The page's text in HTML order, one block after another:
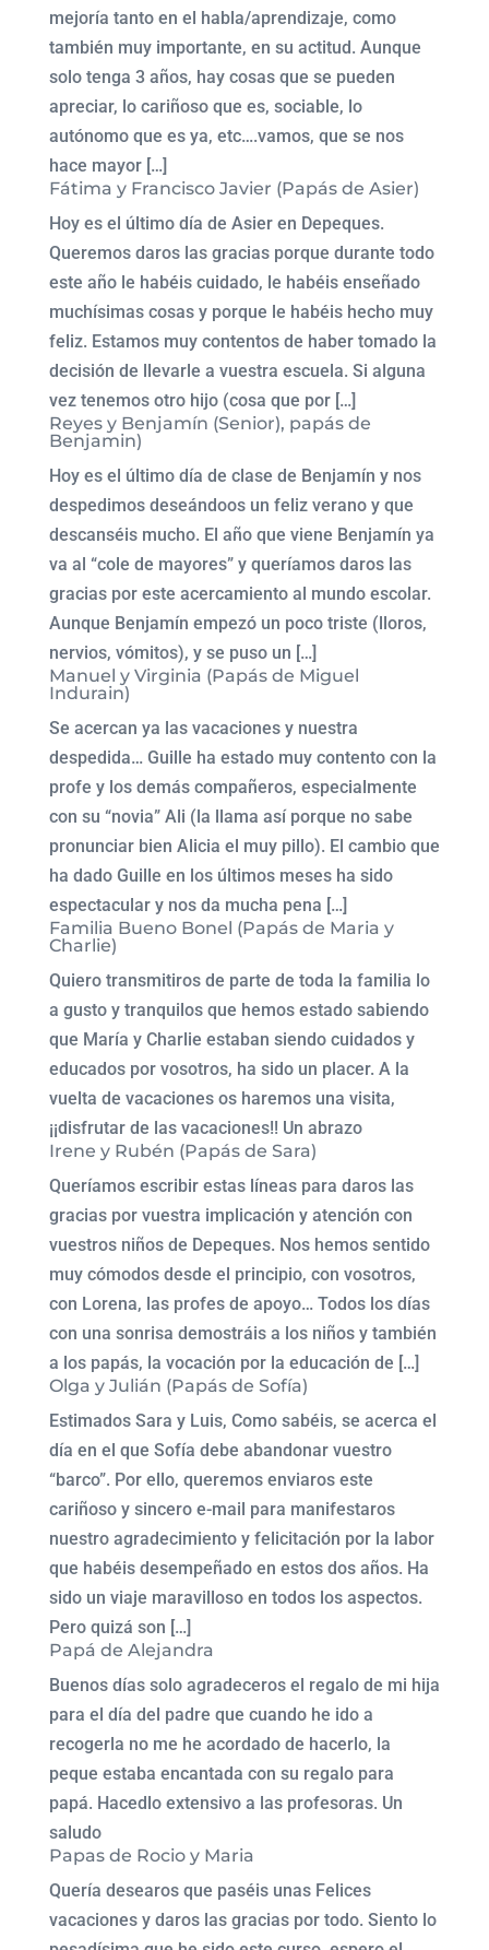
mejoría tanto en el habla/aprendizaje, como
también muy importante, en su actitud. Aunque
solo tenga 3 años, hay cosas que se pueden
apreciar, lo cariñoso que es, sociable, lo
autónomo que es ya, etc….vamos, que se nos
hace mayor […]
Fátima y Francisco Javier (Papás de Asier)
Hoy es el último día de Asier en Depeques.
Queremos daros las gracias porque durante todo
este año le habéis cuidado, le habéis enseñado
muchísimas cosas y porque le habéis hecho muy
feliz. Estamos muy contentos de haber tomado la
decisión de llevarle a vuestra escuela. Si alguna
vez tenemos otro hijo (cosa que por […]
Reyes y Benjamín (Senior), papás de
Benjamin)
Hoy es el último día de clase de Benjamín y nos
despedimos deseándoos un feliz verano y que
descanséis mucho. El año que viene Benjamín ya
va al “cole de mayores” y queríamos daros las
gracias por este acercamiento al mundo escolar.
Aunque Benjamín empezó un poco triste (lloros,
nervios, vómitos), y se puso un […]
Manuel y Virginia (Papás de Miguel
Indurain)
Se acercan ya las vacaciones y nuestra
despedida… Guille ha estado muy contento con la
profe y los demás compañeros, especialmente
con su “novia” Ali (la llama así porque no sabe
pronunciar bien Alicia el muy pillo). El cambio que
ha dado Guille en los últimos meses ha sido
espectacular y nos da mucha pena […]
Familia Bueno Bonel (Papás de Maria y
Charlie)
Quiero transmitiros de parte de toda la familia lo
a gusto y tranquilos que hemos estado sabiendo
que María y Charlie estaban siendo cuidados y
educados por vosotros, ha sido un placer. A la
vuelta de vacaciones os haremos una visita,
¡¡disfrutar de las vacaciones!! Un abrazo
Irene y Rubén (Papás de Sara)
Queríamos escribir estas líneas para daros las
gracias por vuestra implicación y atención con
vuestros niños de Depeques. Nos hemos sentido
muy cómodos desde el principio, con vosotros,
con Lorena, las profes de apoyo… Todos los días
con una sonrisa demostráis a los niños y también
a los papás, la vocación por la educación de […]
Olga y Julián (Papás de Sofía)
Estimados Sara y Luis, Como sabéis, se acerca el
día en el que Sofía debe abandonar vuestro
“barco”. Por ello, queremos enviaros este
cariñoso y sincero e-mail para manifestaros
nuestro agradecimiento y felicitación por la labor
que habéis desempeñado en estos dos años. Ha
sido un viaje maravilloso en todos los aspectos.
Pero quizá son […]
Papá de Alejandra
Buenos días solo agradeceros el regalo de mi hija
para el día del padre que cuando he ido a
recogerla no me he acordado de hacerlo, la
peque estaba encantada con su regalo para
papá. Hacedlo extensivo a las profesoras. Un
saludo
Papas de Rocio y Maria
Quería desearos que paséis unas Felices
vacaciones y daros las gracias por todo. Siento lo